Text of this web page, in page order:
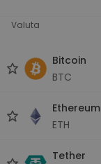
Valuta
Bitcoin
BTC
Ethereum
ETH
Tether